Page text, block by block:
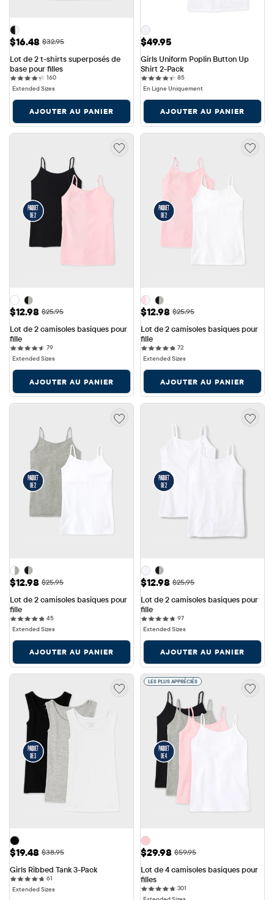
Prix ​​de vente: $16.48
$16.48 Prix ​​d'origine: $32.95
$32.95
Lot de 2 t-shirts superposés de
base pour filles
160160 reviews
Extended Sizes
AJOUTER AU PANIER
Prix: $49.95
$49.95
Girls Uniform Poplin Button Up
Shirt 2-Pack
8585 reviews
En Ligne Uniquement
AJOUTER AU PANIER
Prix ​​de vente: $12.98
$12.98 Prix ​​d'origine: $25.95
$25.95
Lot de 2 camisoles basiques pour
fille
7979 reviews
Extended Sizes
AJOUTER AU PANIER
Prix ​​de vente: $12.98
$12.98 Prix ​​d'origine: $25.95
$25.95
Lot de 2 camisoles basiques pour
fille
7272 reviews
Extended Sizes
AJOUTER AU PANIER
Prix ​​de vente: $12.98
$12.98 Prix ​​d'origine: $25.95
$25.95
Lot de 2 camisoles basiques pour
fille
4545 reviews
Extended Sizes
AJOUTER AU PANIER
Prix ​​de vente: $12.98
$12.98 Prix ​​d'origine: $25.95
$25.95
Lot de 2 camisoles basiques pour
fille
9797 reviews
Extended Sizes
AJOUTER AU PANIER
Prix ​​de vente: $19.48
$19.48 Prix ​​d'origine: $38.95
$38.95
Girls Ribbed Tank 3-Pack
61
Extended Sizes
LES PLUS APPRÉCIÉS
Prix ​​de vente: $29.98
$29.98 Prix ​​d'origine: $59.95
$59.95
Lot de 4 camisoles basiques pour
filles
301